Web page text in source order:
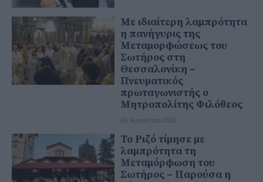
Με ιδιαίτερη λαμπρότητα
η πανήγυρις της
Μεταμορφώσεως του
Σωτήρος στη
Θεσσαλονίκη –
Πνευματικός
πρωταγωνιστής ο
Μητροπολίτης Φιλόθεος
06 Αυγούστου 2026
Το Ριζό τίμησε με
λαμπρότητα τη
Μεταμόρφωση του
Σωτήρος – Παρούσα η